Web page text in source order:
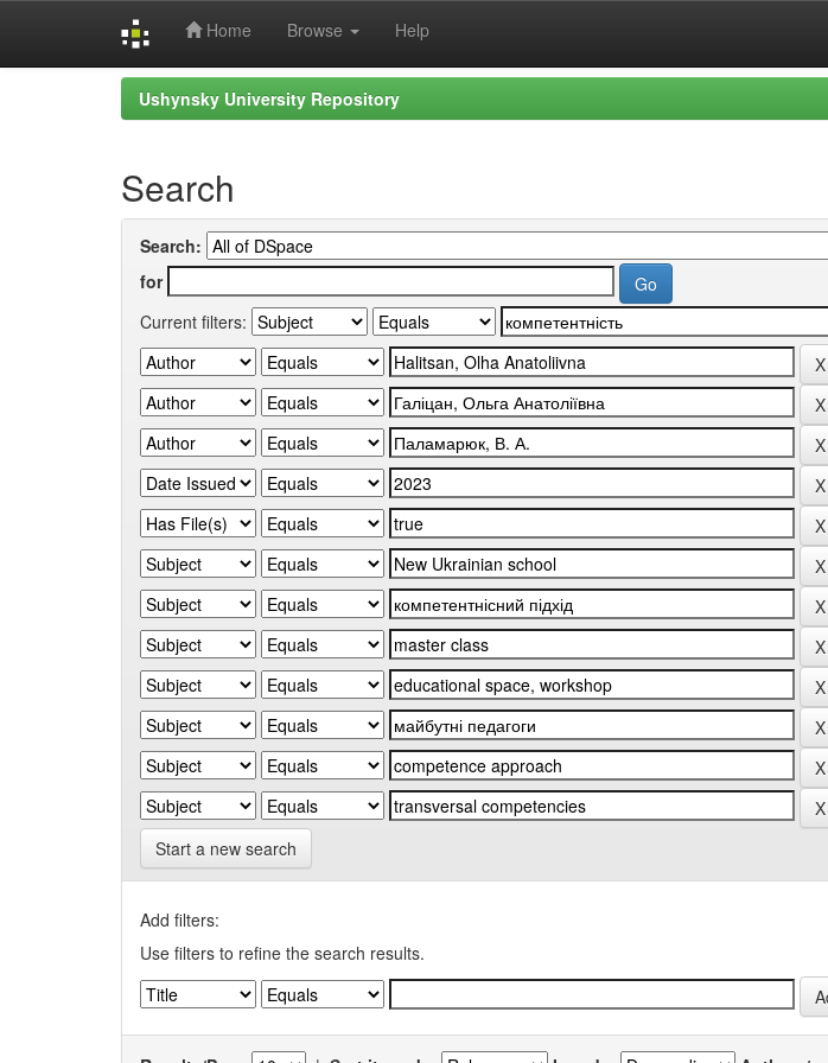
Home Browse Help
Ushynsky University Repository
Search
Search:
for
Current filters:
Start a new search
Add filters:
Use filters to refine the search results.